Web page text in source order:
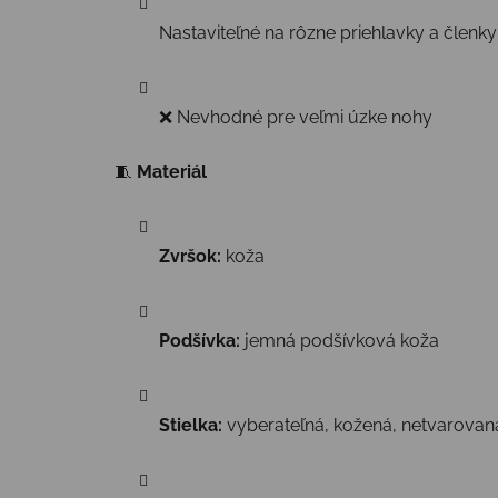
Nastaviteľné na rôzne priehlavky a členky
❌ Nevhodné pre veľmi úzke nohy
🧵 Materiál
Zvršok: koža
Podšívka: jemná podšívková koža
Stielka: vyberateľná, kožená,